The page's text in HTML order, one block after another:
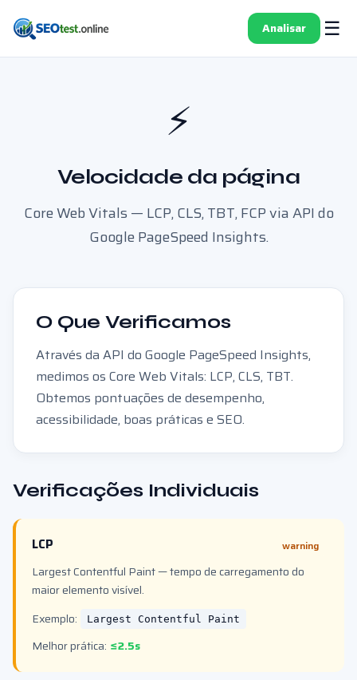
Analisar ☰
⚡
Velocidade da página
Core Web Vitals — LCP, CLS, TBT, FCP via API do
Google PageSpeed Insights.
O Que Verificamos
Através da API do Google PageSpeed Insights,
medimos os Core Web Vitals: LCP, CLS, TBT.
Obtemos pontuações de desempenho,
acessibilidade, boas práticas e SEO.
Verificações Individuais
LCP warning
Largest Contentful Paint — tempo de carregamento do
maior elemento visível.
Exemplo:
Largest Contentful Paint
Melhor prática: ≤2.5s